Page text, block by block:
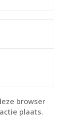
browser
plaats.